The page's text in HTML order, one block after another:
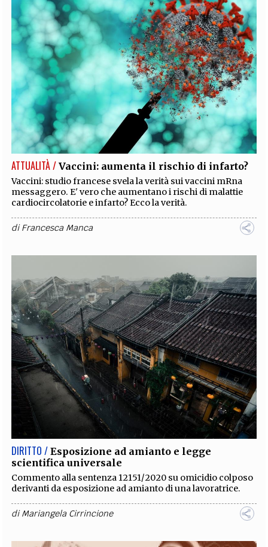
ATTUALITÀ / Vaccini: aumenta il rischio di infarto?
Vaccini: studio francese svela la verità sui vaccini mRna
messaggero. E' vero che aumentano i rischi di malattie
cardiocircolatorie e infarto? Ecco la verità.
diFrancesca Manca
DIRITTO / Esposizione ad amianto e legge
scientifica universale
Commento alla sentenza 12151/2020 su omicidio colposo
derivanti da esposizione ad amianto di una lavoratrice.
diMariangela Cirrincione